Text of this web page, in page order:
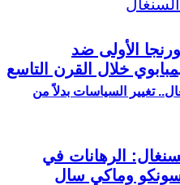
تغيير السياسات بدلاً من
الأولى ضد
خلال القرن التاسع
الرهانات في
سونكو وماكي سال